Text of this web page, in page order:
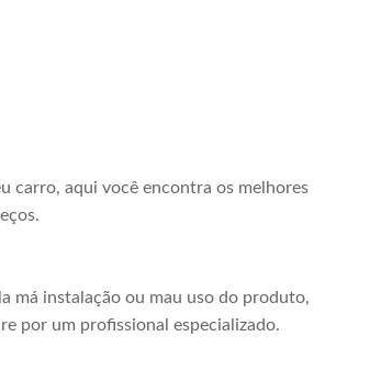
carro, aqui você encontra os melhores
má instalação ou mau uso do produto,
por um profissional especializado.